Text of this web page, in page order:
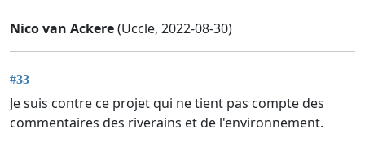
Nico van Ackere(Uccle, 2022-08-30)
#33
Je suis contre ce projet qui ne tient pas compte des
commentaires des riverains et de l'environnement.